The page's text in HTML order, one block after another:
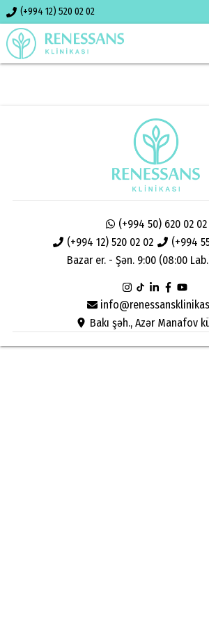
(+994 12) 520 02 02
Bakı şəh., Azər Manafov
(+994 12) 520 02 02 (+994
(+994 50) 620 02 02
Bazar er. - Şən. 9:00 (08:00